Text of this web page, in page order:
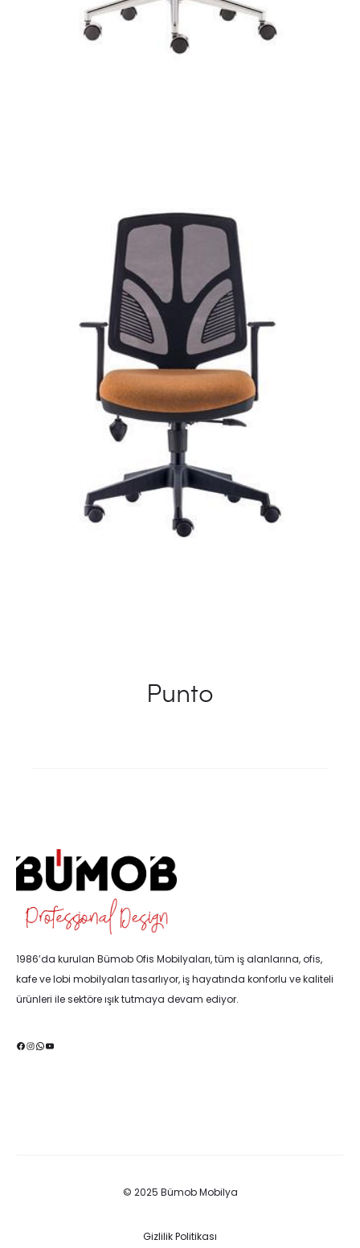
Punto
1986’da kurulan Bümob Ofis Mobilyaları, tüm iş alanlarına, ofis,
kafe ve lobi mobilyaları tasarlıyor, iş hayatında konforlu ve kaliteli
ürünleri ile sektöre ışık tutmaya devam ediyor.
Facebook
Instagram
WhatsApp
YouTube
© 2025 Bümob Mobilya
Gizlilik Politikası